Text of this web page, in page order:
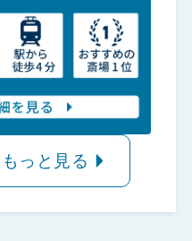
っと見る